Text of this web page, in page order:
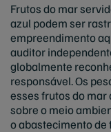
Frutos do mar
azul podem ser
empreendimento
auditor
globalmente
responsável. Os
esses frutos do
sobre o meio
o abastecimento de